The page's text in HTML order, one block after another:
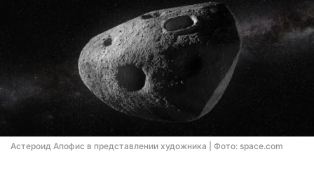
Астероид Апофис в представлении художника | Фото: space.com